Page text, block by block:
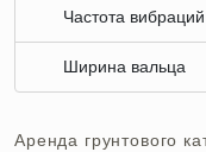
Частота вибраций
Ширина вальца
Аренда грунтового